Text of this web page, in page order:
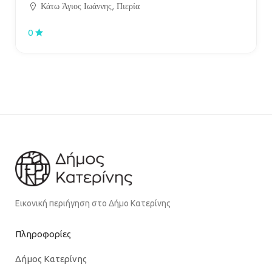
Κάτω Άγιος Ιωάννης, Πιερία
0
Εικονική περιήγηση στο Δήμο Κατερίνης
Πληροφορίες
Δήμος Κατερίνης